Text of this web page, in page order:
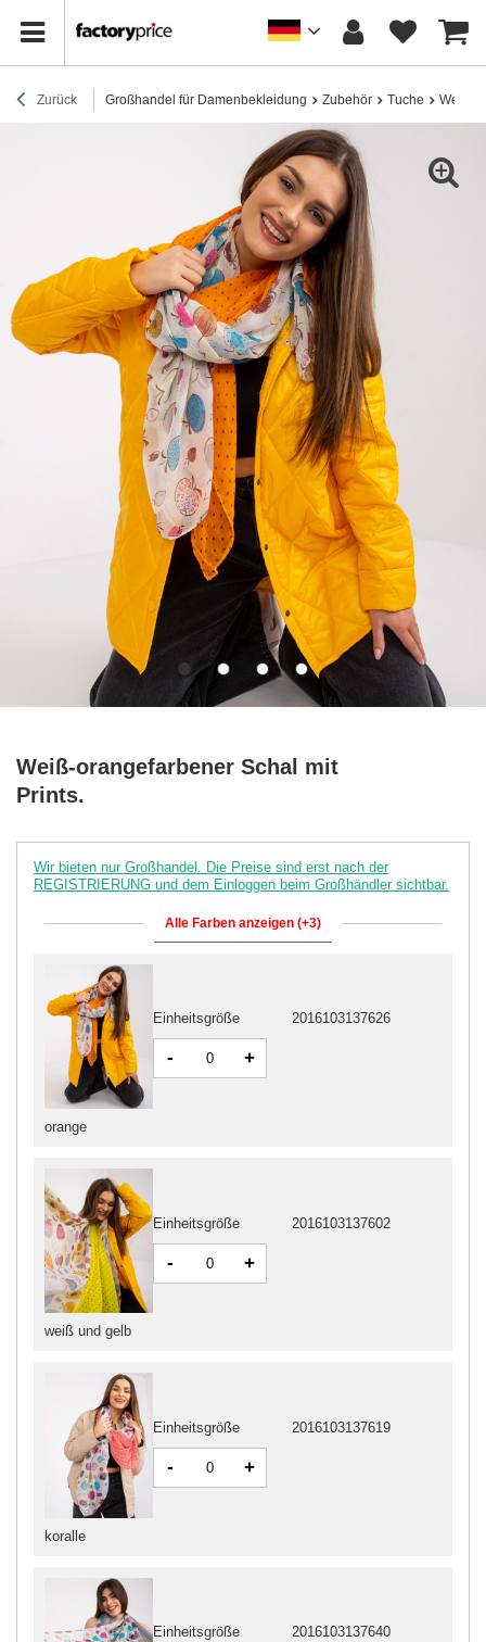
Zurück Großhandel für Damenbekleidung Zubehör Tuche Weiß-
Weiß-orangefarbener Schal mit
Prints.
Wir bieten nur Großhandel. Die Preise sind erst nach der
REGISTRIERUNG und dem Einloggen beim Großhändler sichtbar.
Alle Farben anzeigen (+3)
weiß und gelb
Einheitsgröße 2016103137602
- +
koralle
Einheitsgröße 2016103137619
- +
Einheitsgröße 2016103137640
orange
Einheitsgröße 2016103137626
- +